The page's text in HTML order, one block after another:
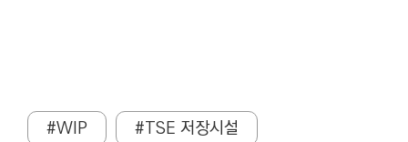
#WIP
#TSE 저장시설